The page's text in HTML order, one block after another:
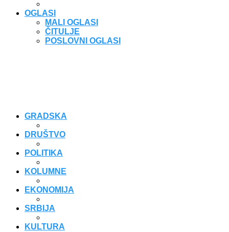
OGLASI
MALI OGLASI
ČITULJE
POSLOVNI OGLASI
GRADSKA
DRUŠTVO
POLITIKA
KOLUMNE
EKONOMIJA
SRBIJA
KULTURA